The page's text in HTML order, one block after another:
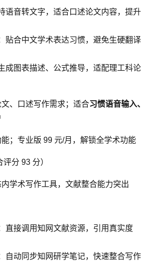
语音转文字，适合口述论文内容，提升
贴合中文学术表达习惯，避免生硬翻译
成图表描述、公式推导，适配理工科论
文、口述写作需求；适合习惯语音输入、
；专业版 99 元/月，解锁全学术功能
分 93 分）
内学术写作工具，文献整合能力突出
直接调用知网文献资源，引用真实度
自动同步知网研学笔记，快速整合写作